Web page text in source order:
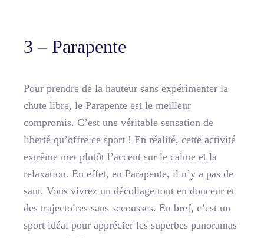
3 – Parapente
Pour prendre de la hauteur sans expérimenter la
chute libre, le Parapente est le meilleur
compromis. C’est une véritable sensation de
liberté qu’offre ce sport ! En réalité, cette activité
extrême met plutôt l’accent sur le calme et la
relaxation. En effet, en Parapente, il n’y a pas de
saut. Vous vivrez un décollage tout en douceur et
des trajectoires sans secousses. En bref, c’est un
sport idéal pour apprécier les superbes panoramas